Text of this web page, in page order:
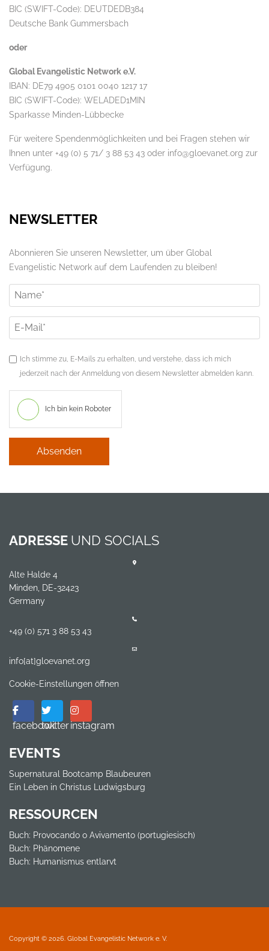
BIC (SWIFT-Code): DEUTDEDB384
Deutsche Bank Gummersbach
oder
Global Evangelistic Network e.V.
IBAN: DE79 4905 0101 0040 1217 17
BIC (SWIFT-Code): WELADED1MIN
Sparkasse Minden-Lübbecke
Für weitere Spendenmöglichkeiten und bei Fragen stehen wir
Ihnen unter +49 (0) 5 71/ 3 88 53 43 oder info@gloevanet.org zur
Verfügung.
NEWSLETTER
Abonnieren Sie unseren Newsletter, um über Global
Evangelistic Network auf dem Laufenden zu bleiben!
Ich stimme zu, E-Mails zu erhalten, und verstehe, dass ich mich
jederzeit nach der Anmeldung von diesem Newsletter abmelden kann.
Ich bin kein Roboter
Absenden
ADRESSE UND SOCIALS
Alte Halde 4
Minden, DE-32423
Germany
+49 (0) 571 3 88 53 43
info[at]gloevanet.org
Cookie-Einstellungen öffnen
facebooktwitterinstagram
EVENTS
Supernatural Bootcamp Blaubeuren
Ein Leben in Christus Ludwigsburg
RESSOURCEN
Buch: Provocando o Avivamento (portugiesisch)
Buch: Phänomene
Buch: Humanismus entlarvt
Copyright © 2026. Global Evangelistic Network e. V.